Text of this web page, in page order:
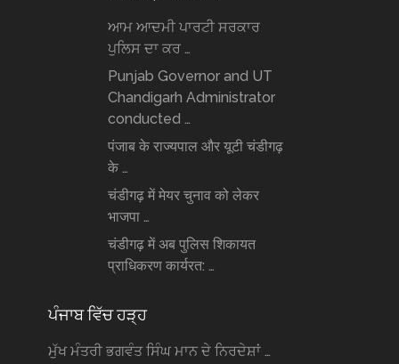
ਆਮ ਆਦਮੀ ਪਾਰਟੀ ਸਰਕਾਰ
ਪੁਲਿਸ ਦਾ ਕਰ …
Punjab Governor and UT
Chandigarh Administrator
conducted …
पंजाब के राज्यपाल और यूटी चंडीगढ़
के …
चंडीगढ़ में मेयर चुनाव को लेकर
भाजपा …
चंडीगढ़ में अब पुलिस शिकायत
प्राधिकरण कार्यरत: …
ਪੰਜਾਬ ਵਿੱਚ ਹੜ੍ਹ
ਮੁੱਖ ਮੰਤਰੀ ਭਗਵੰਤ ਸਿੰਘ ਮਾਨ ਦੇ ਨਿਰਦੇਸ਼ਾਂ …